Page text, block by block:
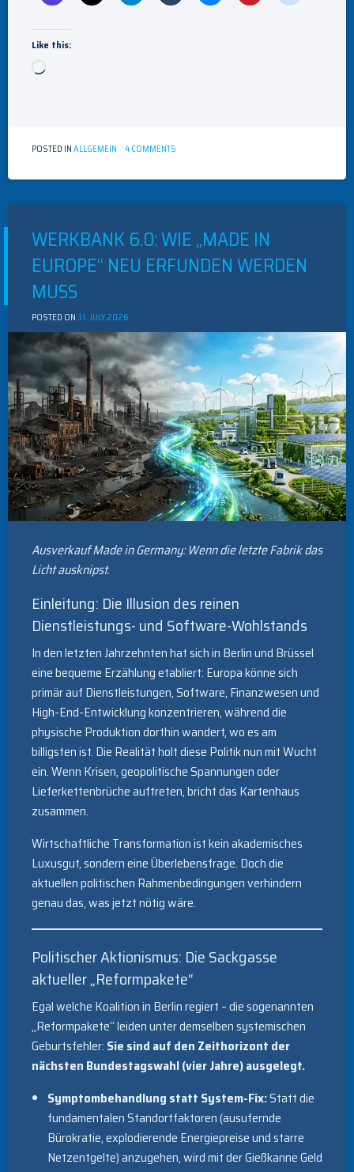
Like this:
Loading…
POSTED INALLGEMEIN 4 COMMENTS
WERKBANK 6.0: WIE „MADE IN
EUROPE“ NEU ERFUNDEN WERDEN
MUSS
POSTED ON31. JULY 2026
MEISTER
Ausverkauf Made in Germany: Wenn die letzte Fabrik das
Licht ausknipst.
Einleitung: Die Illusion des reinen
Dienstleistungs- und Software-Wohlstands
In den letzten Jahrzehnten hat sich in Berlin und Brüssel
eine bequeme Erzählung etabliert: Europa könne sich
primär auf Dienstleistungen, Software, Finanzwesen und
High-End-Entwicklung konzentrieren, während die
physische Produktion dorthin wandert, wo es am
billigsten ist. Die Realität holt diese Politik nun mit Wucht
ein. Wenn Krisen, geopolitische Spannungen oder
Lieferkettenbrüche auftreten, bricht das Kartenhaus
zusammen.
Wirtschaftliche Transformation ist kein akademisches
Luxusgut, sondern eine Überlebensfrage. Doch die
aktuellen politischen Rahmenbedingungen verhindern
genau das, was jetzt nötig wäre.
Politischer Aktionismus: Die Sackgasse
aktueller „Reformpakete“
Egal welche Koalition in Berlin regiert – die sogenannten
„Reformpakete“ leiden unter demselben systemischen
Geburtsfehler: Sie sind auf den Zeithorizont der
nächsten Bundestagswahl (vier Jahre) ausgelegt.
Symptombehandlung statt System-Fix:Statt die
fundamentalen Standortfaktoren (ausufernde
Bürokratie, explodierende Energiepreise und starre
Netzentgelte) anzugehen, wird mit der Gießkanne Geld